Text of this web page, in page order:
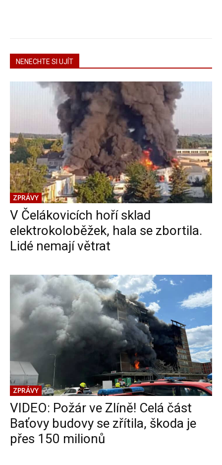
NENECHTE SI UJÍT
ZPRÁVY
V Čelákovicích hoří sklad
elektrokoloběžek, hala se zbortila.
Lidé nemají větrat
ZPRÁVY
VIDEO: Požár ve Zlíně! Celá část
Baťovy budovy se zřítila, škoda je
přes 150 milionů